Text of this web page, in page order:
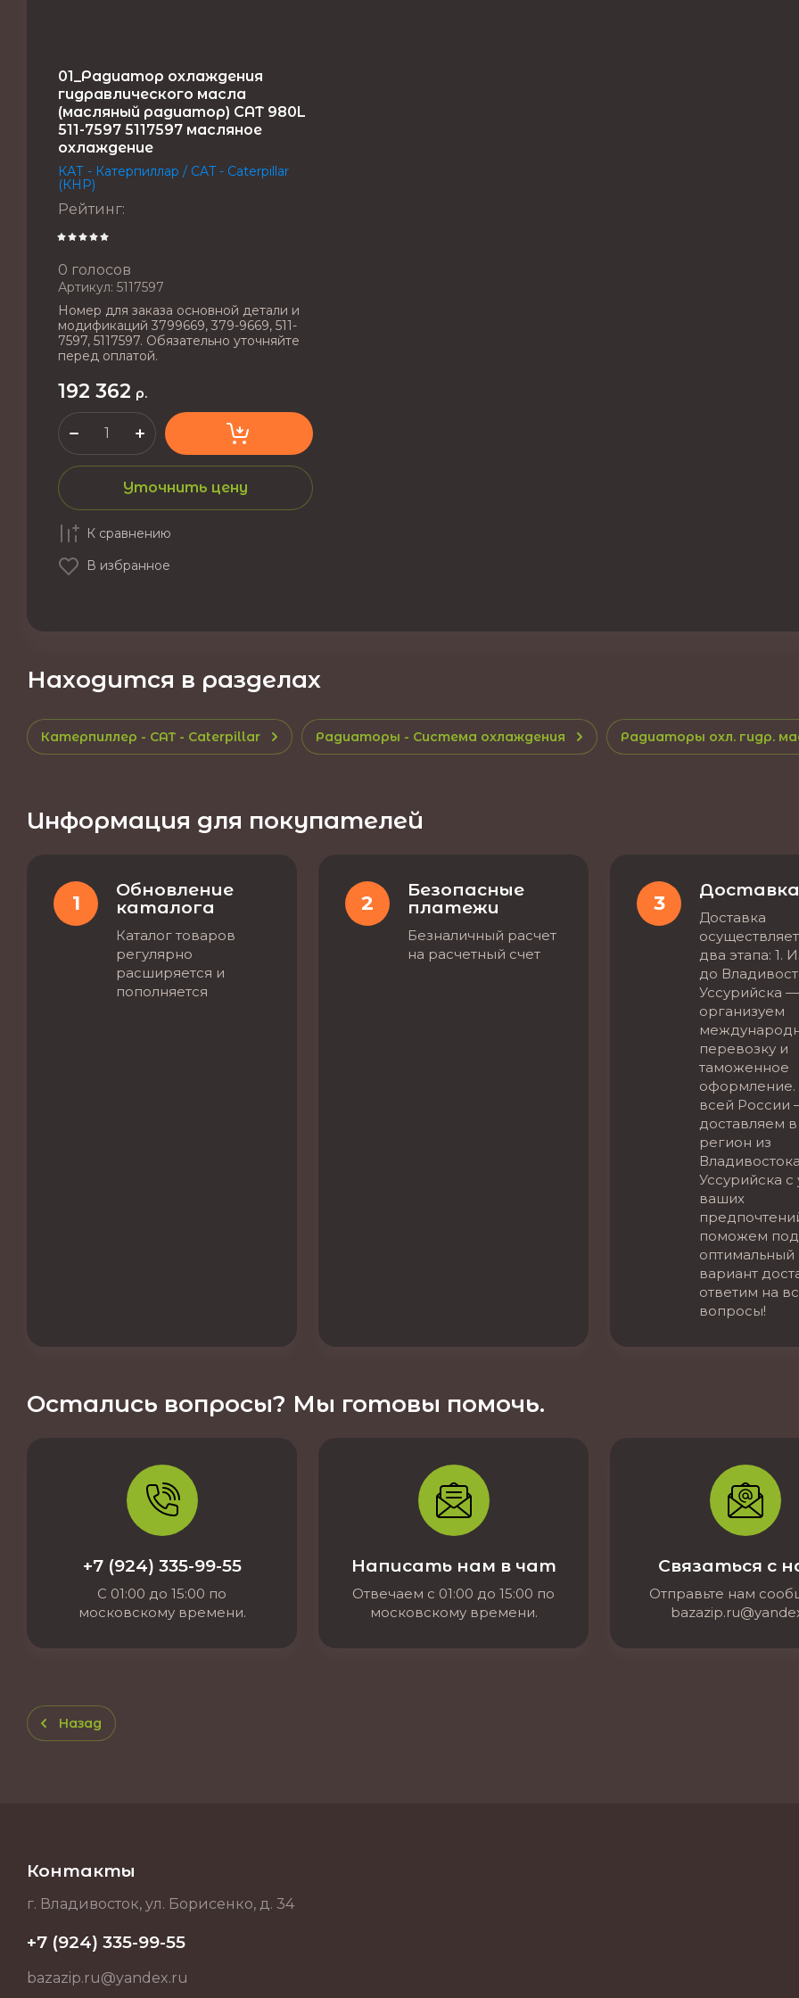
01_Радиатор охлаждения
гидравлического масла
(масляный радиатор) CAT 980L
511-7597 5117597 масляное
охлаждение
КАТ - Катерпиллар / CAT - Caterpillar
(КНР)
Рейтинг:
0 голосов
Артикул: 5117597
Номер для заказа основной детали и
модификаций 3799669, 379-9669, 511-
7597, 5117597. Обязательно уточняйте
перед оплатой.
192 362 р.
Уточнить цену
К сравнению
В избранное
Находится в разделах
Катерпиллер - CAT - Caterpillar Радиаторы - Система охлаждения Радиаторы охл. гидр.
Информация для покупателей
1
Обновление
каталога
Каталог товаров
регулярно
расширяется и
пополняется
2
Безопасные
платежи
Безналичный расчет
на расчетный счет
3
Доставка
Доставка
два этапа: 1.
до
Уссурийска —
организуем
перевозку и
таможенное
оформление.
всей России
доставляем
регион из
Уссурийска с
ваших
поможем
оптимальный
вариант
ответим на
вопросы!
Остались вопросы? Мы готовы помочь.
+7 (924) 335-99-55
С 01:00 до 15:00 по
московскому времени.
Написать нам в чат
Отвечаем с 01:00 до 15:00 по
московскому времени.
Связаться с
Отправьте нам
Назад
Контакты
г. Владивосток, ул. Борисенко, д. 34
+7 (924) 335-99-55
bazazip.ru@yandex.ru